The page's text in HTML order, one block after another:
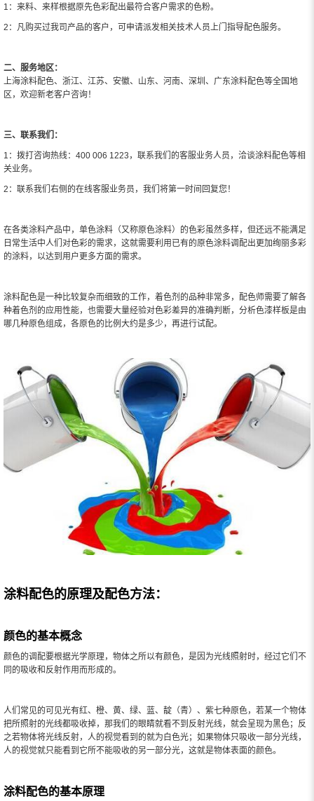
1：来料、来样根据原先色彩配出最符合客户需求的色粉。
2：凡购买过我司产品的客户，可申请派发相关技术人员上门指导配色服务。
二、服务地区：
上海涂料配色、浙江、江苏、安徽、山东、河南、深圳、广东涂料配色等全国地
区，欢迎新老客户咨询！
三、联系我们：
1：拨打咨询热线：400 006 1223，联系我们的客服业务人员，洽谈涂料配色等相
关业务。
2：联系我们右侧的在线客服业务员，我们将第一时间回复您！
在各类涂料产品中，单色涂料（又称原色涂料）的色彩虽然多样，但还远不能满足
日常生活中人们对色彩的需求，这就需要利用已有的原色涂料调配出更加绚丽多彩
的涂料，以达到用户更多方面的需求。
涂料配色是一种比较复杂而细致的工作，着色剂的品种非常多，配色师需要了解各
种着色剂的应用性能，也需要大量经验对色彩差异的准确判断，分析色漆样板是由
哪几种原色组成，各原色的比例大约是多少，再进行试配。
涂料配色的原理及配色方法：
颜色的基本概念
颜色的调配要根据光学原理，物体之所以有颜色，是因为光线照射时，经过它们不
同的吸收和反射作用而形成的。
人们常见的可见光有红、橙、黄、绿、蓝、靛（青）、紫七种原色，若某一个物体
把所照射的光线都吸收掉，那我们的眼睛就看不到反射光线，就会呈现为黑色；反
之若物体将光线反射，人的视觉看到的就为白色光；如果物体只吸收一部分光线，
人的视觉就只能看到它所不能吸收的另一部分光，这就是物体表面的颜色。
涂料配色的基本原理